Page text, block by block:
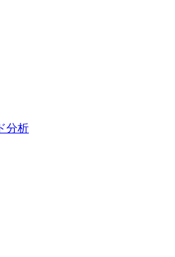
分析